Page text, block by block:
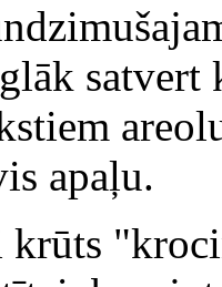
satvert
apaļu.
krūts